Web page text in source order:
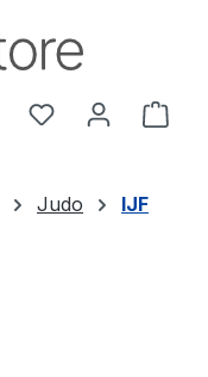
Du hast 0
Judo IJF